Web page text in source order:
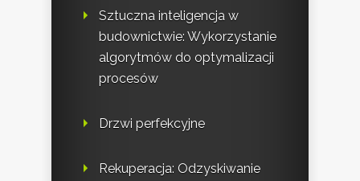
Sztuczna inteligencja w
budownictwie: Wykorzystanie
algorytmów do optymalizacji
procesów
Drzwi perfekcyjne
Rekuperacja: Odzyskiwanie